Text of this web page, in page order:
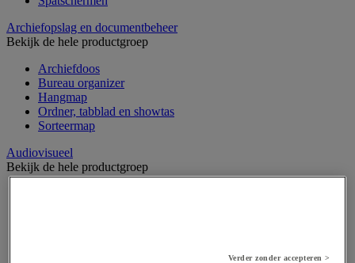
Archiefopslag en documentbeheer
Bekijk de hele productgroep
Archiefdoos
Bureau organizer
Hangmap
Ordner, tabblad en showtas
Sorteermap
Audiovisueel
Bekijk de hele productgroep
Verder zonder accepteren >